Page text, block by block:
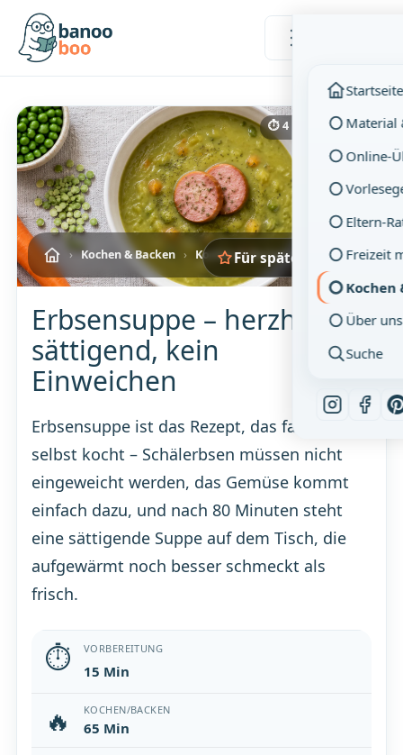
Startseite
Material
Online-
Eltern-
Freizeit
Kochen
Über uns
Suche
› Kochen & Backen › Kochen & Backen mit Kindern
⏱ 4 Min. Lesezeit
Für später merken
Erbsensuppe – herzhaft,
sättigend, kein
Einweichen
Erbsensuppe ist das Rezept, das fast von
selbst kocht – Schälerbsen müssen nicht
eingeweicht werden, das Gemüse kommt
einfach dazu, und nach 80 Minuten steht
eine sättigende Suppe auf dem Tisch, die
aufgewärmt noch besser schmeckt als
frisch.
⏱ VORBEREITUNG
15 Min
🔥 KOCHEN/BACKEN
65 Min